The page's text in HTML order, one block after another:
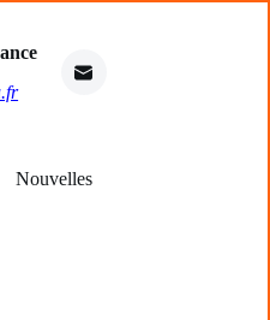
Nouvelles